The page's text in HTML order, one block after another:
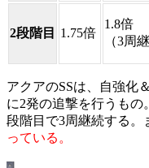
2段階目 1.75倍
1.8倍
（3周
アクアのSSは、自強化
に2発の追撃を行うもの
段階目で3周継続する。
っている。